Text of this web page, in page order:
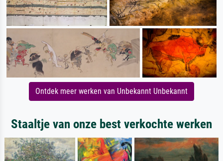
Ontdek meer werken van Unbekannt Unbekannt
Staaltje van onze best verkochte werken